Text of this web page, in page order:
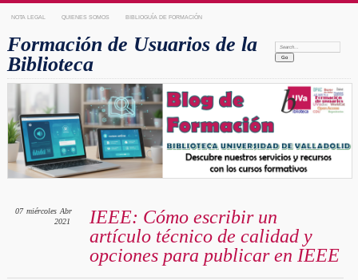
NOTA LEGAL QUIENES SOMOS BIBLIOGUÍA DE FORMACIÓN
Formación de Usuarios de la
Biblioteca
Search:
IEEE: Cómo escribir un
artículo técnico de calidad y
opciones para publicar en IEEE
07 miércoles Abr
2021